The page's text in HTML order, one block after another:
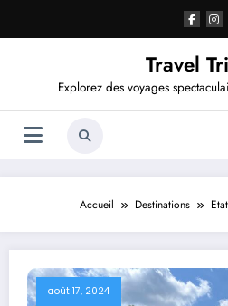
contenu
Travel
Explorez des voyages
Accueil Destinations
août 17, 2024